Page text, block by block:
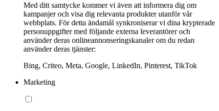
Med ditt samtycke kommer vi även att informera dig om
kampanjer och visa dig relevanta produkter utanför vår
webbplats. För detta ändamål synkroniserar vi dina krypterade
personuppgifter med följande externa leverantörer och
använder deras onlineannonseringskanaler om du redan
använder deras tjänster:
Bing, Criteo, Meta, Google, LinkedIn, Pinterest, TikTok
Marketing